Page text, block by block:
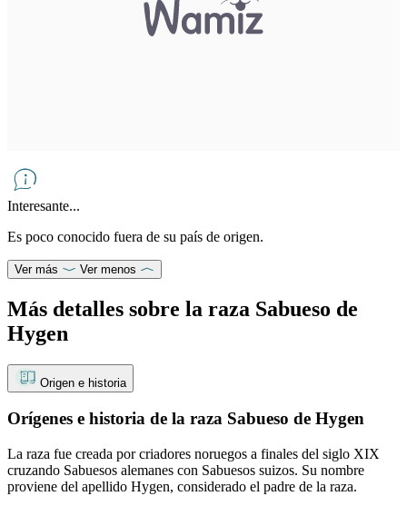
Interesante...
Es poco conocido fuera de su país de origen.
Ver más Ver menos
Más detalles sobre la raza Sabueso de
Hygen
Origen e historia
Orígenes e historia de la raza Sabueso de Hygen
La raza fue creada por criadores noruegos a finales del siglo XIX
cruzando Sabuesos alemanes con Sabuesos suizos. Su nombre
proviene del apellido Hygen, considerado el padre de la raza.